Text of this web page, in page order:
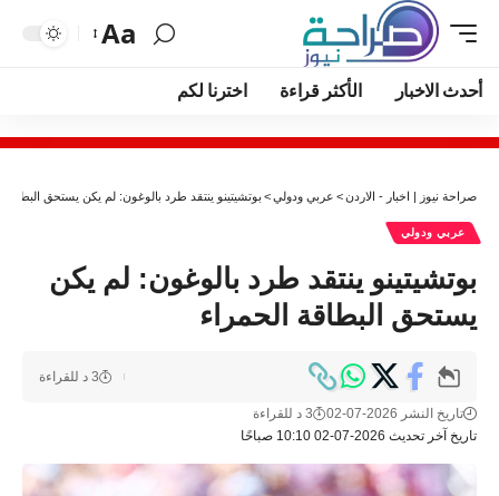
Aa
أحدث الاخبار الأكثر قراءة اخترنا لكم
صراحة نيوز | اخبار - الاردن> عربي ودولي> بوتشيتينو ينتقد طرد بالوغون: لم يكن يستحق البطاقة
عربي ودولي
بوتشيتينو ينتقد طرد بالوغون: لم يكن
يستحق البطاقة الحمراء
تاريخ آخر تحديث 2026-07-02 10:10 صباحًا
تاريخ النشر 2026-07-02 3 د للقراءة
3 د للقراءة